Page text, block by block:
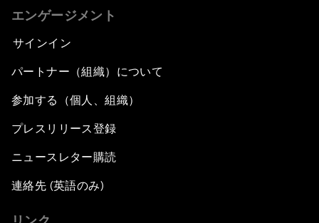
エンゲージメント
サインイン
パートナー（組織）について
参加する（個人、組織）
プレスリリース登録
ニュースレター購読
連絡先 (英語のみ)